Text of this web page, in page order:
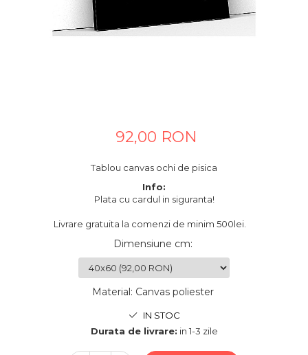
Tablouri canvas personalizate
92,00 RON
Tablou canvas ochi de pisica
Info:
Plata cu cardul in siguranta!
Livrare gratuita la comenzi de minim 500lei.
Dimensiune cm:
Material: Canvas poliester
IN STOC
Durata de livrare: in 1-3 zile